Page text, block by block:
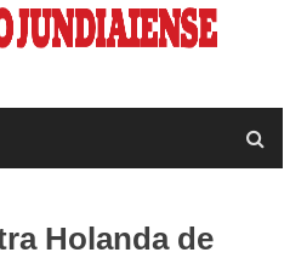
Holanda de